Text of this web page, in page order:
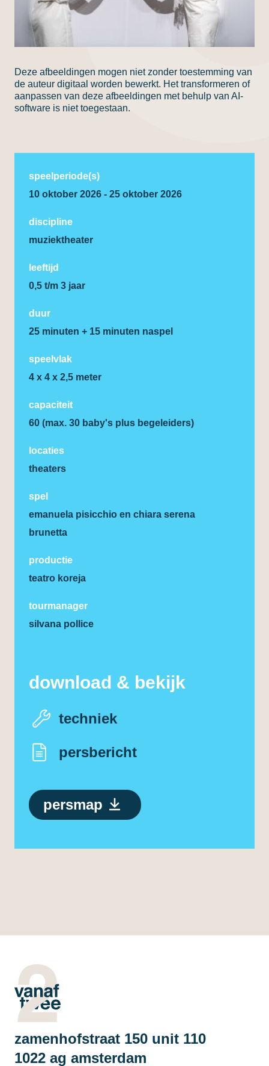
Deze afbeeldingen mogen niet zonder toestemming van
de auteur digitaal worden bewerkt. Het transformeren of
aanpassen van deze afbeeldingen met behulp van AI-
software is niet toegestaan.
speelperiode(s)
10 oktober 2026 - 25 oktober 2026
discipline
muziektheater
leeftijd
0,5 t/m 3 jaar
duur
25 minuten + 15 minuten naspel
speelvlak
4 x 4 x 2,5 meter
capaciteit
60 (max. 30 baby's plus begeleiders)
locaties
theaters
spel
emanuela pisicchio en chiara serena
brunetta
productie
teatro koreja
tourmanager
silvana pollice
download & bekijk
techniek
persbericht
persmap
zamenhofstraat 150 unit 110
1022 ag amsterdam